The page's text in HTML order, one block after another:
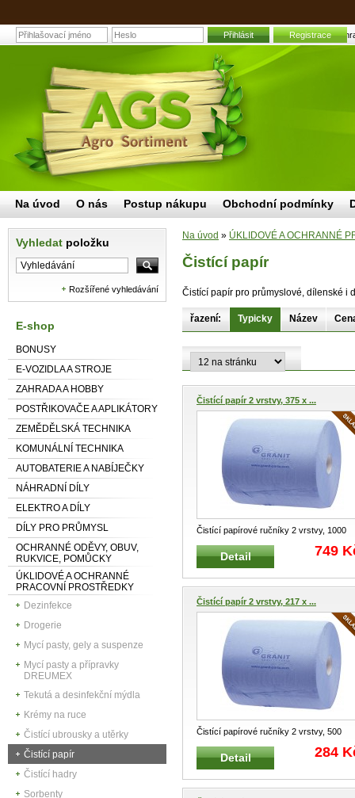
Čistící papír |
Přihlásit Registrace
Vyhledat položku
Rozšířené vyhledávání
E-shop
BONUSY
E-VOZIDLA A STROJE
ZAHRADA A HOBBY
POSTŘIKOVAČE A APLIKÁTORY
ZEMĚDĚLSKÁ TECHNIKA
KOMUNÁLNÍ TECHNIKA
AUTOBATERIE A NABÍJEČKY
NÁHRADNÍ DÍLY
ELEKTRO A DÍLY
DÍLY PRO PRŮMYSL
OCHRANNÉ ODĚVY, OBUV,
RUKVICE, POMŮCKY
ÚKLIDOVÉ A OCHRANNÉ
PRACOVNÍ PROSTŘEDKY
Dezinfekce
Drogerie
Mycí pasty, gely a suspenze
Mycí pasty a přípravky
DREUMEX
Tekutá a desinfekční mýdla
Krémy na ruce
Čistící ubrousky a utěrky
Čistící papír
Čistící hadry
Sorbenty
Na úvod » ÚKLIDOVÉ A OCHRANNÉ
Čistící papír
Čistící papír pro průmyslové, dílenské i
řazení: Typicky Název
Čistící papír 2 vrstvy, 375 x ...
Čistící papírové ručníky 2 vrstvy, 1000
útržků Speciální dvouvrstvý p
Detail 749
Čistící papír 2 vrstvy, 217 x ...
Čistící papírové ručníky 2 vrstvy, 500
útržků Speciální dvouvrstvý pa
Detail 284
Na úvod O nás Postup nákupu Obchodní podmínky